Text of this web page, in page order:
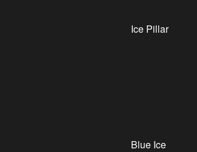
Ice Pillar
Blue Ice